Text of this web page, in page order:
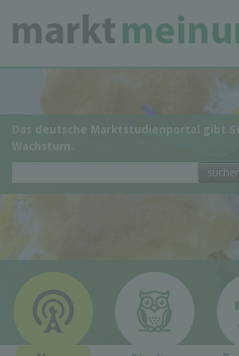
Das deutsche Marktstudienportal gibt
Wachstum.